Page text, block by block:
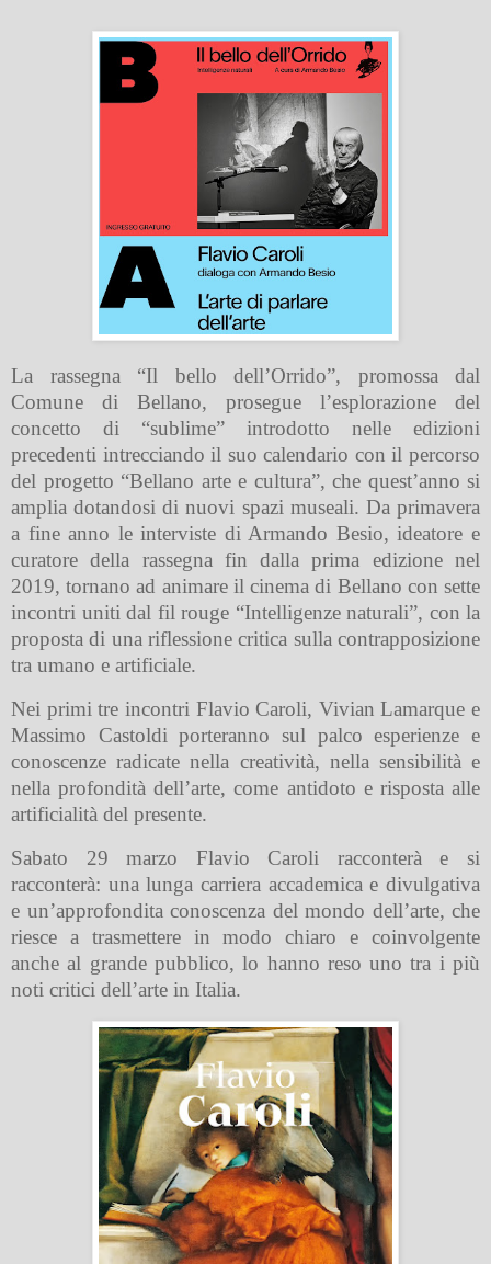
La rassegna “Il bello dell’Orrido”, promossa dal
Comune di Bellano, prosegue l’esplorazione del
concetto di “sublime” introdotto nelle edizioni
precedenti intrecciando il suo calendario con il percorso
del progetto “Bellano arte e cultura”, che quest’anno si
amplia dotandosi di nuovi spazi museali. Da primavera
a fine anno le interviste di Armando Besio, ideatore e
curatore della rassegna fin dalla prima edizione nel
2019, tornano ad animare il cinema di Bellano con sette
incontri uniti dal fil rouge “Intelligenze naturali”, con la
proposta di una riflessione critica sulla contrapposizione
tra umano e artificiale.
Nei primi tre incontri Flavio Caroli, Vivian Lamarque e
Massimo Castoldi porteranno sul palco esperienze e
conoscenze radicate nella creatività, nella sensibilità e
nella profondità dell’arte, come antidoto e risposta alle
artificialità del presente.
Sabato 29 marzo Flavio Caroli racconterà e si
racconterà: una lunga carriera accademica e divulgativa
e un’approfondita conoscenza del mondo dell’arte, che
riesce a trasmettere in modo chiaro e coinvolgente
anche al grande pubblico, lo hanno reso uno tra i più
noti critici dell’arte in Italia.